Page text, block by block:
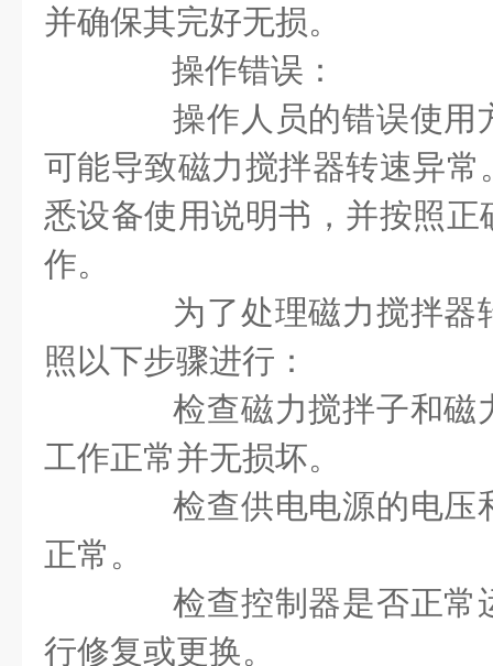
并确保其完好无损。
操作错误：
操作人员的错误使用
可能导致磁力搅拌器转速异
悉设备使用说明书，并按照
作。
为了处理磁力搅拌器
照以下步骤进行：
检查磁力搅拌子和磁
工作正常并无损坏。
检查供电电源的电压
正常。
检查控制器是否正常
行修复或更换。